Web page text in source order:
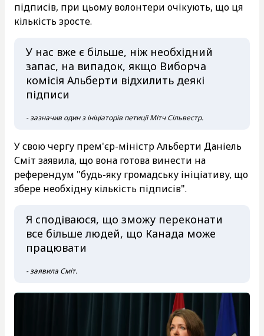
підписів, при цьому волонтери очікують, що ця
кількість зросте.
У нас вже є більше, ніж необхідний
запас, на випадок, якщо Виборча
комісія Альберти відхилить деякі
підписи
- зазначив один з ініціаторів петиції Мітч Сільвестр.
У свою чергу прем'єр-міністр Альберти Даніель
Сміт заявила, що вона готова винести на
референдум "будь-яку громадську ініціативу, що
збере необхідну кількість підписів".
Я сподіваюся, що зможу переконати
все більше людей, що Канада може
працювати
- заявила Сміт.